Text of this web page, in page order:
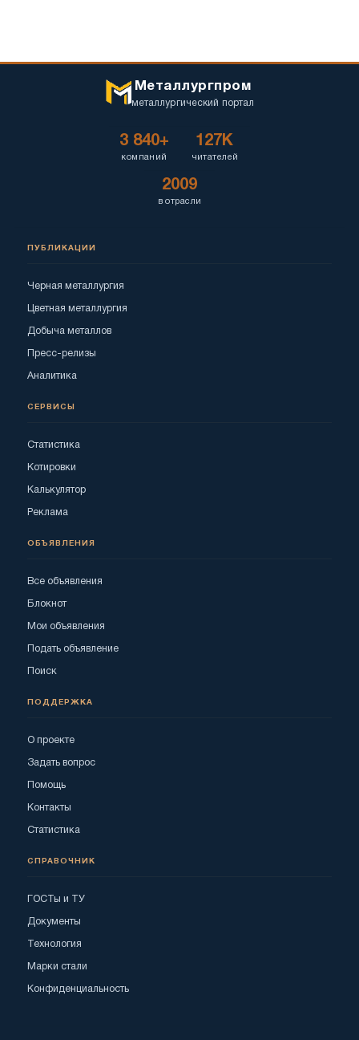
Металлургпром
металлургический портал
3 840+
компаний
127K
читателей
2009
в отрасли
ПУБЛИКАЦИИ
Черная металлургия
Цветная металлургия
Добыча металлов
Пресс-релизы
Аналитика
СЕРВИСЫ
Статистика
Котировки
Калькулятор
Реклама
ОБЪЯВЛЕНИЯ
Все объявления
Блокнот
Мои объявления
Подать объявление
Поиск
ПОДДЕРЖКА
О проекте
Задать вопрос
Помощь
Контакты
Статистика
СПРАВОЧНИК
ГОСТы и ТУ
Документы
Технология
Марки стали
Конфиденциальность